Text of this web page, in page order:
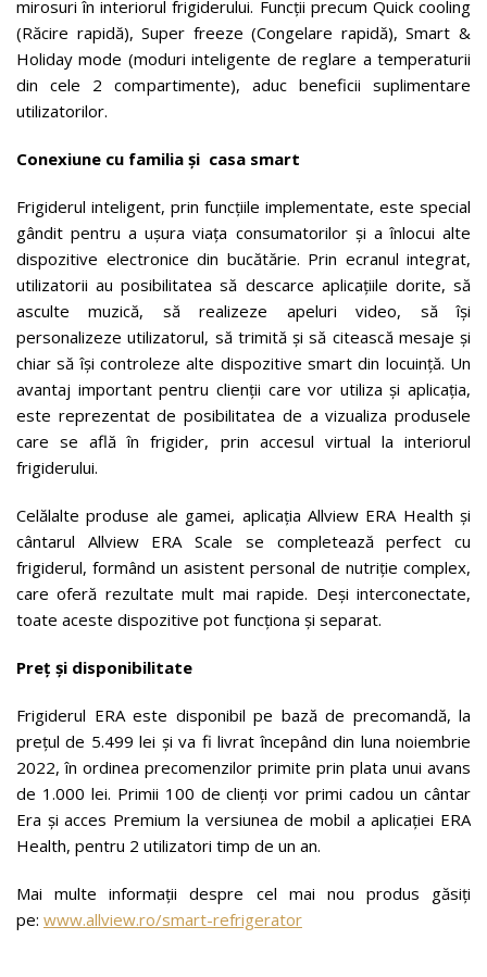
mirosuri în interiorul frigiderului. Funcții precum Quick cooling
(Răcire rapidă), Super freeze (Congelare rapidă), Smart &
Holiday mode (moduri inteligente de reglare a temperaturii
din cele 2 compartimente), aduc beneficii suplimentare
utilizatorilor.
Conexiune cu familia și casa smart
Frigiderul inteligent, prin funcțiile implementate, este special
gândit pentru a ușura viața consumatorilor și a înlocui alte
dispozitive electronice din bucătărie. Prin ecranul integrat,
utilizatorii au posibilitatea să descarce aplicațiile dorite, să
asculte muzică, să realizeze apeluri video, să își
personalizeze utilizatorul, să trimită și să citească mesaje și
chiar să își controleze alte dispozitive smart din locuință. Un
avantaj important pentru clienții care vor utiliza și aplicația,
este reprezentat de posibilitatea de a vizualiza produsele
care se află în frigider, prin accesul virtual la interiorul
frigiderului.
Celălalte produse ale gamei, aplicația Allview ERA Health și
cântarul Allview ERA Scale se completează perfect cu
frigiderul, formând un asistent personal de nutriție complex,
care oferă rezultate mult mai rapide. Deși interconectate,
toate aceste dispozitive pot funcționa și separat.
Preț și disponibilitate
Frigiderul ERA este disponibil pe bază de precomandă, la
prețul de 5.499 lei și va fi livrat începând din luna noiembrie
2022, în ordinea precomenzilor primite prin plata unui avans
de 1.000 lei. Primii 100 de clienți vor primi cadou un cântar
Era și acces Premium la versiunea de mobil a aplicației ERA
Health, pentru 2 utilizatori timp de un an.
Mai multe informații despre cel mai nou produs găsiți
pe: www.allview.ro/smart-refrigerator